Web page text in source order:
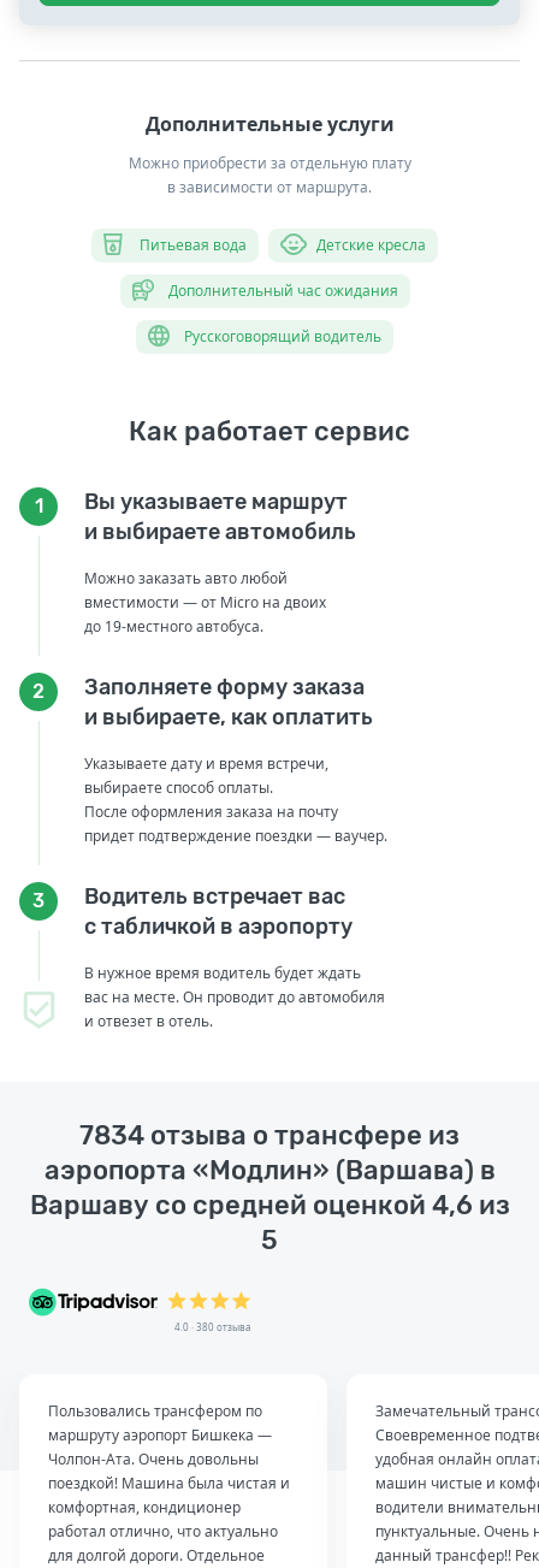
Дополнительные услуги
Можно приобрести за отдельную плату
в зависимости от маршрута.
Питьевая вода Детские кресла
Дополнительный час ожидания
Русскоговорящий водитель
Как работает сервис
1
Вы указываете маршрут
и выбираете автомобиль
Можно заказать авто любой
вместимости — от Micro на двоих
до 19-местного автобуса.
2
Заполняете форму заказа
и выбираете, как оплатить
Указываете дату и время встречи,
выбираете способ оплаты.
После оформления заказа на почту
придет подтверждение поездки — ваучер.
3
Водитель встречает вас
с табличкой в аэропорту
В нужное время водитель будет ждать
вас на месте. Он проводит до автомобиля
и отвезет в отель.
7834 отзыва о трансфере из
аэропорта «Модлин» (Варшава) в
Варшаву со средней оценкой 4,6 из
5
4.0 · 380 отзыва
Пользовались трансфером по
маршруту аэропорт Бишкека —
Чолпон-Ата. Очень довольны
поездкой! Машина была чистая и
комфортная, кондиционер
работал отлично, что актуально
для долгой дороги. Отдельное
Замечательный
Своевременное
удобная онлайн
машин чистые и
водители
пунктуальные. Очень
данный трансфер!!